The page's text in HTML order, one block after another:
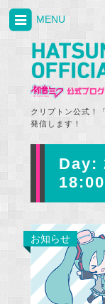
クリプトン公式！
発信します！
MENU
Day:
18:00
お知らせ